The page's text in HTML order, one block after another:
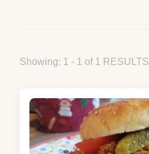
Showing: 1 - 1 of 1 RESULTS